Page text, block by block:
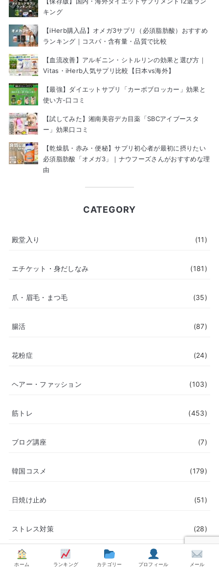
キング
【iHerb購入品】オメガ3サプリ（必須脂肪酸）おすすめ
ランキング｜コスパ・含有量・品質で比較
【血流改善】アルギニン・シトルリンの効果と選び方｜
Vitas・iHerb人気サプリ比較【日本vs海外】
【最強】ダイエットサプリ「カーボブロッカー」効果と
使い方-口コミ
【試してみた】湘南美容デカ目薬「SBCアイブースタ
ー」効果口コミ
【乾燥肌・赤み・便秘】サプリ初心者が最初に摂りたい
必須脂肪酸「オメガ3」｜ナウフーズさんがおすすめな理
由
CATEGORY
殿堂入り (11)
エチケット・身だしなみ (181)
爪・眉毛・まつ毛 (35)
腸活 (87)
花粉症 (24)
ヘアー・ファッション (103)
筋トレ (453)
ブログ講座 (7)
韓国コスメ (179)
日焼け止め (51)
ストレス対策 (28)
睡眠 (74)
ホーム ランキング カテゴリー プロフィール メール